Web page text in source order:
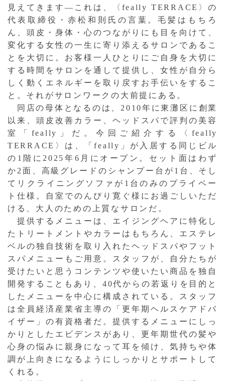
見えてきます—これは、〈feally TERRACE〉の
代表取締役・赤松和則氏の言葉。毛髪はもちろ
ん、頭皮・身体・心のつながりにも目を向けて、
変化する女性の一生に寄り添えるサロンであるこ
とを大切に。お客様一人ひとりにご自身を大切に
する時間をサロンを通して提供し、女性が自分ら
しく動くエネルギーを取り戻すお手伝いをするこ
と。それがサロンワークの大前提にある。
同店の母体となるのは、2010年に東灘区に創業
以来、頭皮改善カラー、ヘッドスパで評判の美容
室「feally」だ。今回ご紹介する〈feally
TERRACE〉は、「feally」が入居する同じビル
の1階に2025年6月にオープン。セット面はわず
か2面、高級グレードのシャンプー台が1台、そし
てリクライニングソファが1台のみのプライベー
ト仕様。自室でのんびり寛ぐ様にお過ごしいただ
ける、大人のための上質なサロンだ。
提供するメニューは、エイジングヘアに特化し
たトリートメントやカラーはもちろん、エステレ
ベルの独自技術を取り入れたヘッドスパやフット
スパメニューもご用意。スタッフが、自分たちが
受けたいと思うコンテンツや使いたい商品を独自
開発することもあり、40代からの若返りを目的と
したメニューを中心に構成されている。スタッフ
は全員経済産業省主導の「更年期ヘルスケアドバ
イザー」の有資格者だ。提供するメニューにしっ
かりとしたエビデンスがあり、更年期世代の髪や
心身の悩みに親身になって耳を傾け、気持ちや体
調が上向きになるようにしっかりとサポートして
くれる。